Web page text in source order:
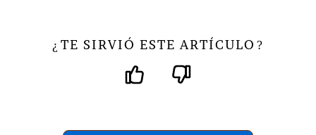
¿ TE SIRVIÓ ESTE ARTÍCULO ?